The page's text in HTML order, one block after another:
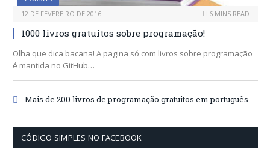
12 DE FEVEREIRO DE 2016 6 MINS READ
1000 livros gratuitos sobre programação!
Olha que dica bacana! A pagina só com livros sobre programação
é mantida no GitHub…
Mais de 200 livros de programação gratuitos em português
CÓDIGO SIMPLES NO FACEBOOK